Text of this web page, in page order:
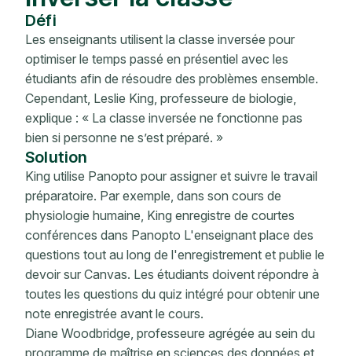
Défi
Les enseignants utilisent la classe inversée pour
optimiser le temps passé en présentiel avec les
étudiants afin de résoudre des problèmes ensemble.
Cependant, Leslie King, professeure de biologie,
explique : « La classe inversée ne fonctionne pas
bien si personne ne s’est préparé. »
Solution
King utilise Panopto pour assigner et suivre le travail
préparatoire. Par exemple, dans son cours de
physiologie humaine, King enregistre de courtes
conférences dans Panopto L'enseignant place des
questions tout au long de l'enregistrement et publie le
devoir sur Canvas. Les étudiants doivent répondre à
toutes les questions du quiz intégré pour obtenir une
note enregistrée avant le cours.
Diane Woodbridge, professeure agrégée au sein du
programme de maîtrise en sciences des données et